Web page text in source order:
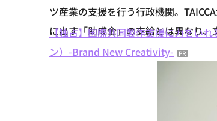
ツ産業の支援を行う行政機関。
に出す「助成金」の支給とは異なり
【独占】国際共同製作支援に力をい
ン）-Brand New Creativity- PR